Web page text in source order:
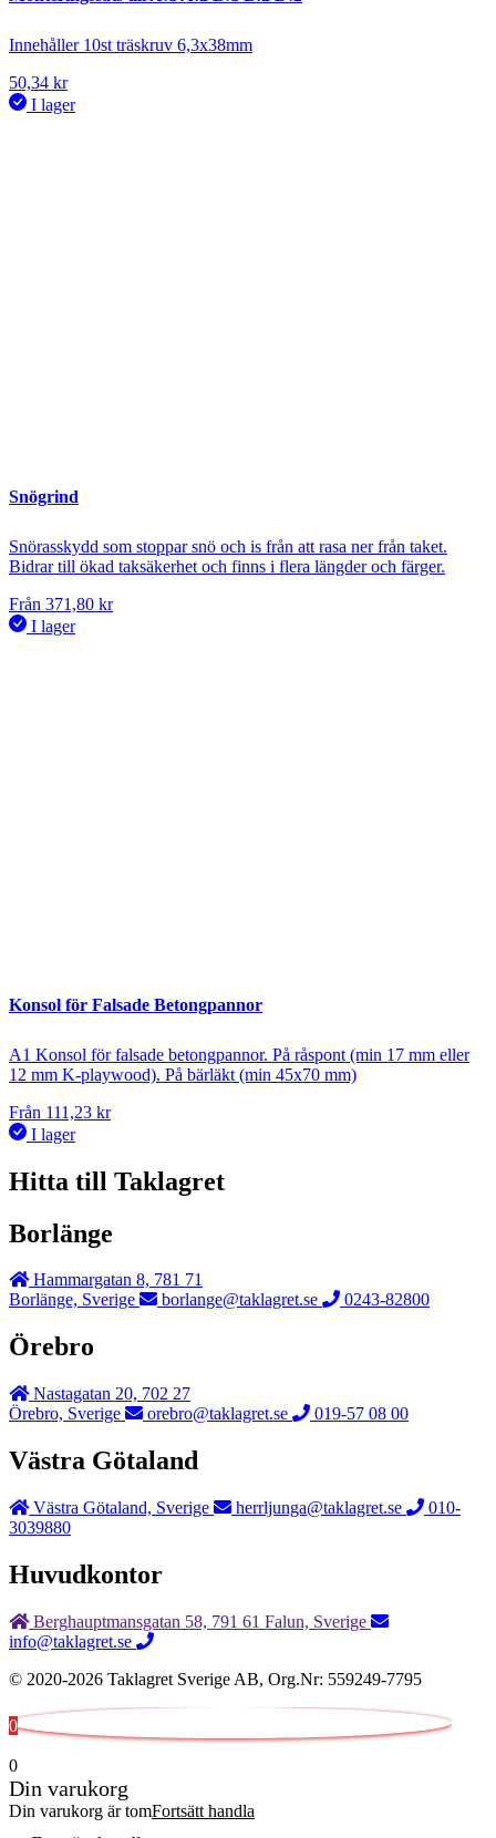
Innehåller 10st träskruv 6,3x38mm
50,34 kr
I lager
Snögrind
Snörasskydd som stoppar snö och is från att rasa ner från taket.
Bidrar till ökad taksäkerhet och finns i flera längder och färger.
Från 371,80 kr
I lager
Konsol för Falsade Betongpannor
A1 Konsol för falsade betongpannor. På råspont (min 17 mm eller
12 mm K-playwood). På bärläkt (min 45x70 mm)
Från 111,23 kr
I lager
Hitta till Taklagret
Borlänge
Hammargatan 8, 781 71
Borlänge, Sverige
borlange@taklagret.se 0243-82800
Örebro
Nastagatan 20, 702 27
Örebro, Sverige
orebro@taklagret.se 019-57 08 00
Västra Götaland
Västra Götaland, Sverige herrljunga@taklagret.se
010-
3039880
Huvudkontor
Berghauptmansgatan 58, 791 61 Falun, Sverige
info@taklagret.se
© 2020-2026 Taklagret Sverige AB, Org.Nr: 559249-7795
0
0
Din varukorg
Din varukorg är tomFortsätt handla